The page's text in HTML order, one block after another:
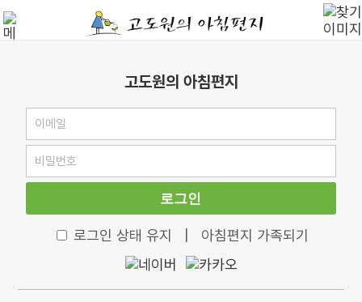
고도원의 아침편지
로그인
로그인 상태 유지 아침편지 가족되기